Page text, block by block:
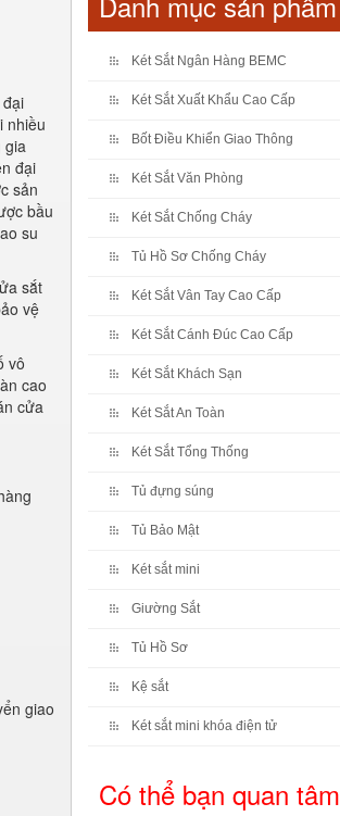
nhiều
gia
đại
sản
bầu
su
sắt
vệ
vô
cao
cửa
giao
Két Sắt Ngân Hàng BEMC
Két Sắt Xuất Khẩu Cao Cấp
Bốt Điều Khiển Giao Thông
Két Sắt Văn Phòng
Két Sắt Chống Cháy
Tủ Hồ Sơ Chống Cháy
Két Sắt Vân Tay Cao Cấp
Két Sắt Cánh Đúc Cao Cấp
Két Sắt Khách Sạn
Két Sắt An Toàn
Két Sắt Tổng Thống
Tủ đựng súng
Tủ Bảo Mật
Két sắt mini
Giường Sắt
Tủ Hồ Sơ
Kệ sắt
Két sắt mini khóa điện tử
Có thể bạn quan tâm